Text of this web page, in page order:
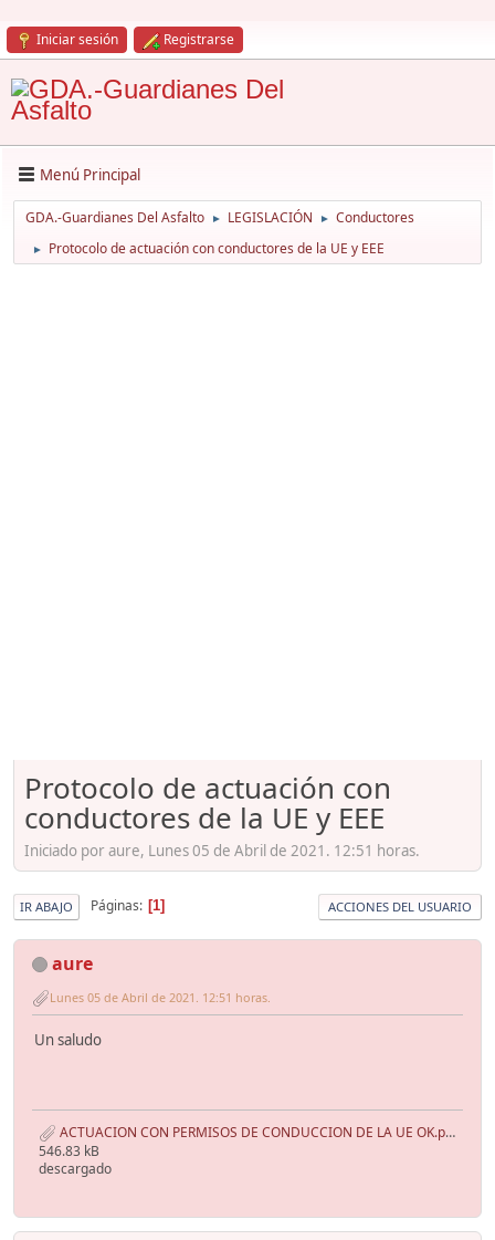
Iniciar sesión Registrarse
Menú Principal
GDA.-Guardianes Del Asfalto ► LEGISLACIÓN ► Conductores
► Protocolo de actuación con conductores de la UE y EEE
Protocolo de actuación con
conductores de la UE y EEE
Iniciado por aure, Lunes 05 de Abril de 2021. 12:51 horas.
IR ABAJO Páginas 1 ACCIONES DEL USUARIO
aure
Lunes 05 de Abril de 2021. 12:51 horas.
Un saludo
ACTUACION CON PERMISOS DE CONDUCCION DE LA UE OK.pdf
546.83 kB
descargado